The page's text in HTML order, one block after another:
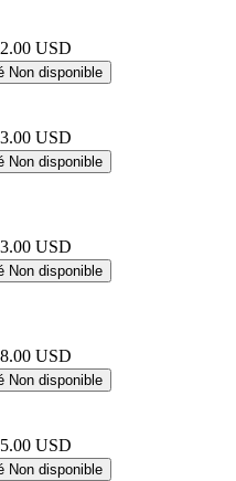
USD
Non disponible
USD
Non disponible
USD
Non disponible
USD
Non disponible
USD
Non disponible